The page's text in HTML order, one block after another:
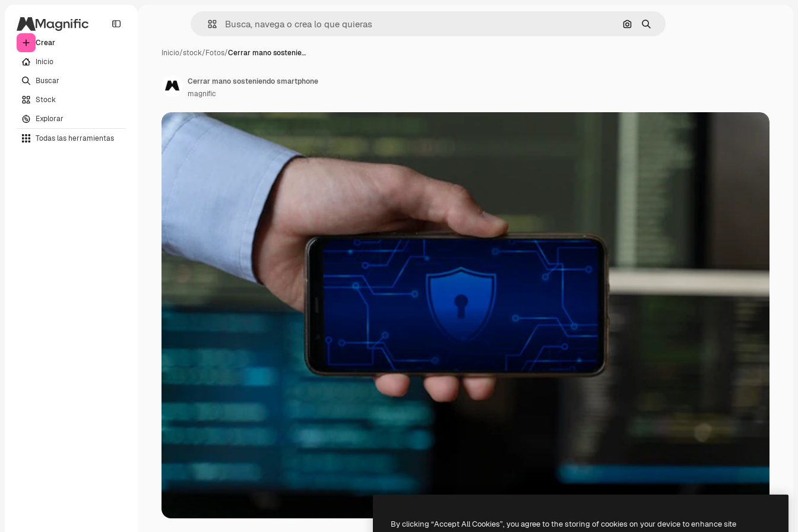
Crear
Inicio
Buscar
Stock
Explorar
Todas las herramientas
Buscar por imagen
Buscar
Inicio/stock/Fotos/Cerrar mano sostenie…
Cerrar mano sosteniendo smartphone
magnific
By clicking “Accept All Cookies”, you agree to the storing of cookies on your device to enhance site